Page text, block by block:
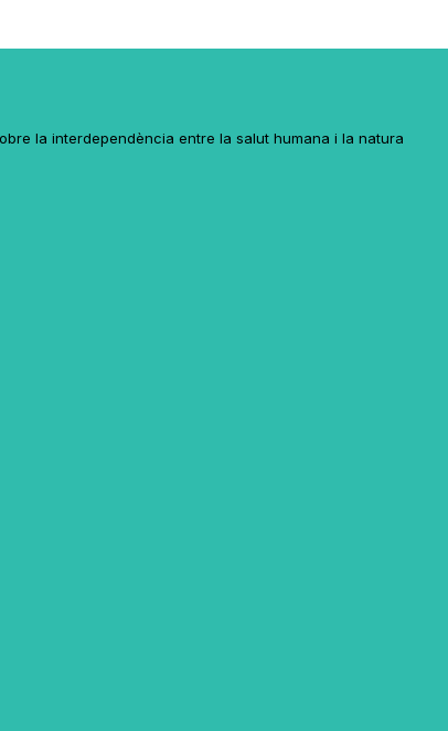
la interdependència entre la salut humana i la natura